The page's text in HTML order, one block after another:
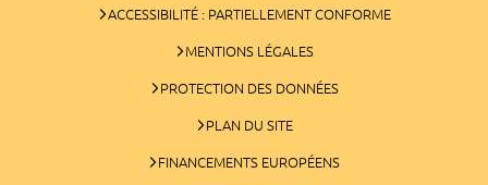
ACCESSIBILITÉ : PARTIELLEMENT CONFORME
MENTIONS LÉGALES
PROTECTION DES DONNÉES
PLAN DU SITE
FINANCEMENTS EUROPÉENS